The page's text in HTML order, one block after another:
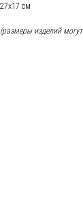
27х17 см
(размеры изделий